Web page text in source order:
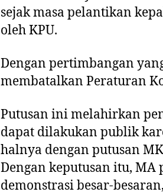
sejak masa pelantikan
oleh KPU.
Dengan pertimbangan
membatalkan Peraturan
Putusan ini melahirkan
dapat dilakukan publik
halnya dengan putusan
Dengan keputusan itu, MA
demonstrasi besar-